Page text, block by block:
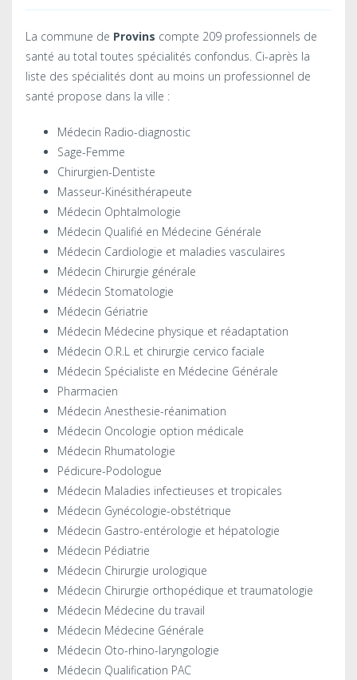
La commune de Provins compte 209 professionnels de
santé au total toutes spécialités confondus. Ci-après la
liste des spécialités dont au moins un professionnel de
santé propose dans la ville :
Médecin Radio-diagnostic
Sage-Femme
Chirurgien-Dentiste
Masseur-Kinésithérapeute
Médecin Ophtalmologie
Médecin Qualifié en Médecine Générale
Médecin Cardiologie et maladies vasculaires
Médecin Chirurgie générale
Médecin Stomatologie
Médecin Gériatrie
Médecin Médecine physique et réadaptation
Médecin O.R.L et chirurgie cervico faciale
Médecin Spécialiste en Médecine Générale
Pharmacien
Médecin Anesthesie-réanimation
Médecin Oncologie option médicale
Médecin Rhumatologie
Pédicure-Podologue
Médecin Maladies infectieuses et tropicales
Médecin Gynécologie-obstétrique
Médecin Gastro-entérologie et hépatologie
Médecin Pédiatrie
Médecin Chirurgie urologique
Médecin Chirurgie orthopédique et traumatologie
Médecin Médecine du travail
Médecin Médecine Générale
Médecin Oto-rhino-laryngologie
Médecin Qualification PAC